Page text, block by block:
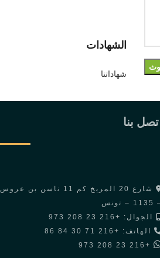
الشهادات
شهاداتنا
اتصل بنا
شارع 20 المريخ كم 11 ناسن بن عروس
تونس
الجوال: +216 23 208 973
الهاتف: +216 71 30 84 86
+216 23 208 973